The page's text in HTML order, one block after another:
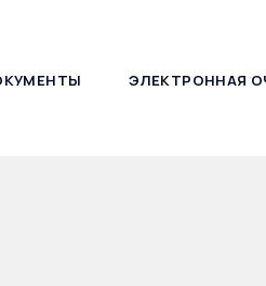
ЭЛЕКТРОННАЯ